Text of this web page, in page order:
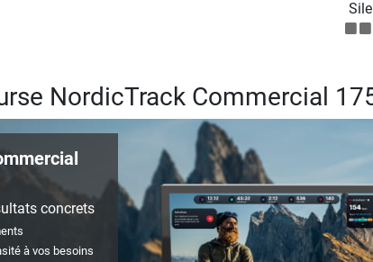
NordicTrack Commercial
concrets
à vos besoins